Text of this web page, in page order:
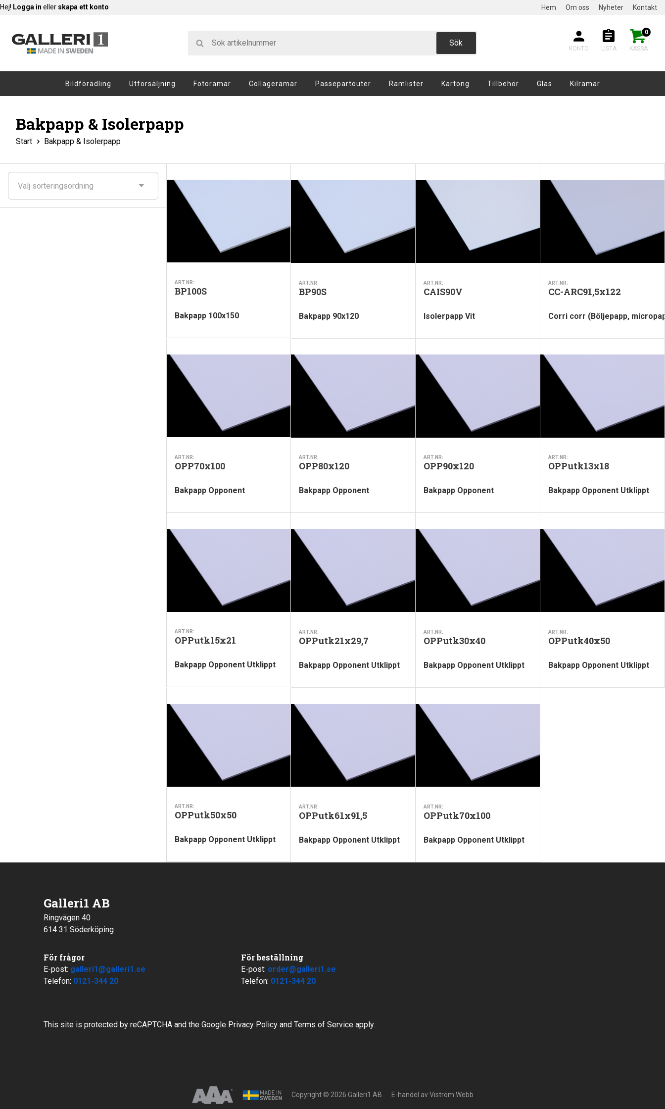
Hej! Logga in eller skapa ett konto Hem Om oss Nyheter Kontakt
Sök
KONTO LISTA
0
KASSA
Bildförädling Utförsäljning Fotoramar Collageramar Passepartouter Ramlister Kartong Tillbehör Glas Kilramar
Bakpapp & Isolerpapp
Start Bakpapp & Isolerpapp
ART.NR:
BP100S
Bakpapp 100x150
ART.NR:
BP90S
Bakpapp 90x120
ART.NR:
CAIS90V
Isolerpapp Vit
ART.NR:
CC-ARC91,5x122
Corri corr (Böljepapp,
ART.NR:
OPP70x100
Bakpapp Opponent
ART.NR:
OPP80x120
Bakpapp Opponent
ART.NR:
OPP90x120
Bakpapp Opponent
ART.NR:
OPPutk13x18
Bakpapp Opponent Utklippt
ART.NR:
OPPutk15x21
Bakpapp Opponent Utklippt
ART.NR:
OPPutk21x29,7
Bakpapp Opponent Utklippt
ART.NR:
OPPutk30x40
Bakpapp Opponent Utklippt
ART.NR:
OPPutk40x50
Bakpapp Opponent Utklippt
ART.NR:
OPPutk50x50
Bakpapp Opponent Utklippt
ART.NR:
OPPutk61x91,5
Bakpapp Opponent Utklippt
ART.NR:
OPPutk70x100
Bakpapp Opponent Utklippt
Galleri1 AB
Ringvägen 40
614 31 Söderköping
För frågor
E-post: galleri1@galleri1.se
Telefon: 0121-344 20
För beställning
E-post: order@galleri1.se
Telefon: 0121-344 20
This site is protected by reCAPTCHA and the Google Privacy Policy and Terms of Service apply.
Copyright © 2026 Galleri1 AB E-handel avViström Webb